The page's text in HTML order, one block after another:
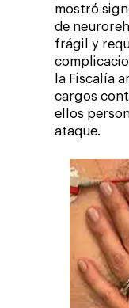
mostró
de
frágil y
la Fiscalía
cargos
ellos
ataque.